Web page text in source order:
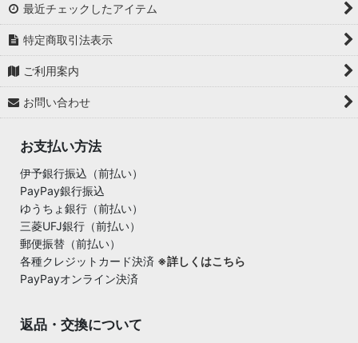
最近チェックしたアイテム
特定商取引法表示
ご利用案内
お問い合わせ
お支払い方法
伊予銀行振込（前払い）
PayPay銀行振込
ゆうちょ銀行（前払い）
三菱UFJ銀行（前払い）
郵便振替（前払い）
各種クレジットカード決済 ※詳しくはこちら
PayPayオンライン決済
返品・交換について